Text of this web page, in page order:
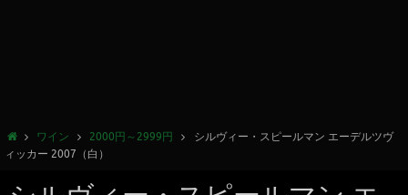
ワイン 2000円～2999円
シルヴィー・スピールマン エーデルツヴ
ィッカー 2007（白）